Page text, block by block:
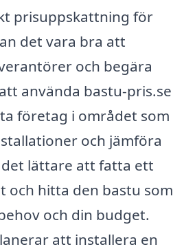
prisuppskattning för
det vara bra att
och begära
använda bastu-pris.se
företag i området som
och jämföra
lättare att fatta ett
och hitta den bastu som
och din budget.
att installera en